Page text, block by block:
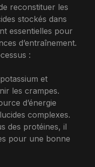
reconstituer les
stockés dans
essentielles pour
d’entraînement.
:
et
les crampes.
d’énergie
complexes.
des protéines, il
pour une bonne